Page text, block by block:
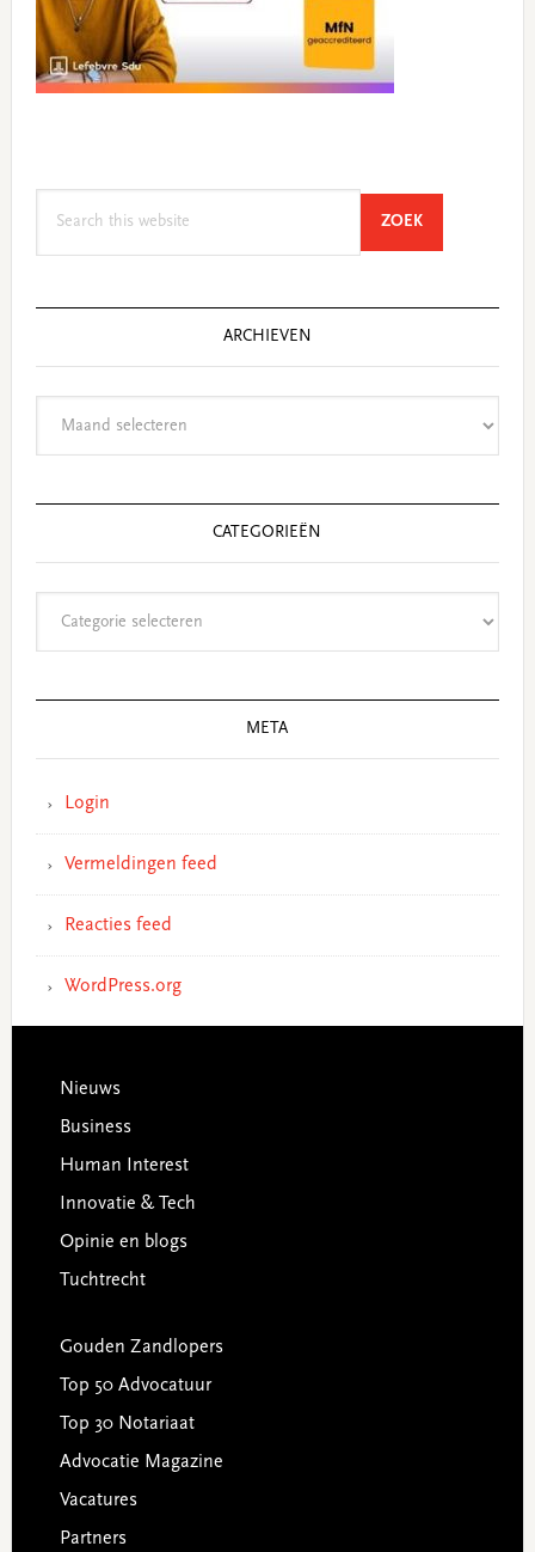
ZOEKSEARCH
ARCHIEVEN
CATEGORIEËN
META
Login
Vermeldingen feed
Reacties feed
WordPress.org
Footer
Nieuws
Business
Human Interest
Innovatie & Tech
Opinie en blogs
Tuchtrecht
Gouden Zandlopers
Top 50 Advocatuur
Top 30 Notariaat
Advocatie Magazine
Vacatures
Partners